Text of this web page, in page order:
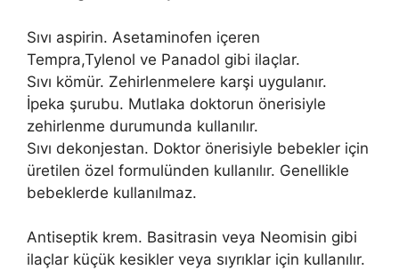
Sıvı aspirin. Asetaminofen içeren
Tempra,Tylenol ve Panadol gibi ilaçlar.
Sıvı kömür. Zehirlenmelere karşi uygulanır.
İpeka şurubu. Mutlaka doktorun önerisiyle
zehirlenme durumunda kullanılır.
Sıvı dekonjestan. Doktor önerisiyle bebekler için
üretilen özel formulünden kullanılır. Genellikle
bebeklerde kullanılmaz.
Antiseptik krem. Basitrasin veya Neomisin gibi
ilaçlar küçük kesikler veya sıyrıklar için kullanılır.